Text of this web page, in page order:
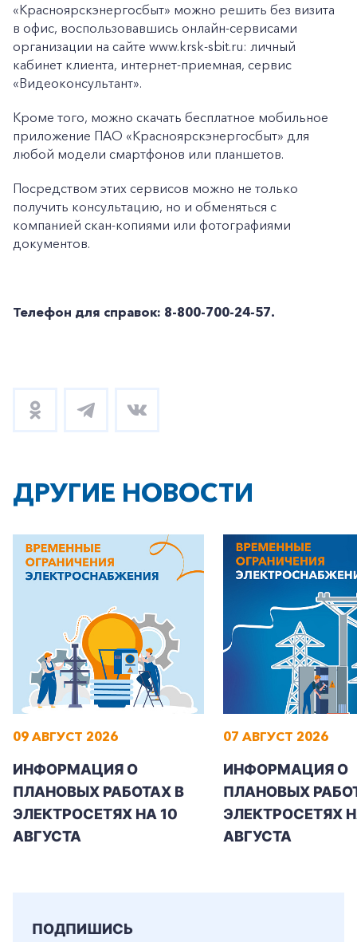
+7-800-700-24-57
Частным клиентам
Корпоративным клиентам
«Красноярскэнергосбыт» можно решить без визита
в офис, воспользовавшись онлайн-сервисами
организации на сайте www.krsk-sbit.ru: личный
кабинет клиента, интернет-приемная, сервис
«Видеоконсультант».
Кроме того, можно скачать бесплатное мобильное
приложение ПАО «Красноярскэнергосбыт» для
любой модели смартфонов или планшетов.
Посредством этих сервисов можно не только
получить консультацию, но и обменяться с
компанией скан-копиями или фотографиями
документов.
Телефон для справок: 8-800-700-24-57.
ДРУГИЕ НОВОСТИ
09 АВГУСТ 2026
ИНФОРМАЦИЯ О
ПЛАНОВЫХ РАБОТАХ В
ЭЛЕКТРОСЕТЯХ НА 10
АВГУСТА
07 АВГУСТ 2026
ИНФОРМАЦИЯ О
ПЛАНОВЫХ
ЭЛЕКТРОСЕТЯХ
АВГУСТА
ПОДПИШИСЬ